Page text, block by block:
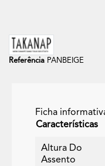
Referência PANBEIGE
Ficha
Características
Altura Do
Assento